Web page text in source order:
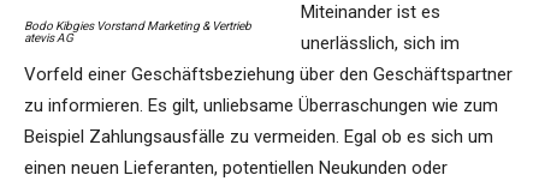
Bodo Kibgies Vorstand Marketing & Vertrieb
atevis AG
Miteinander ist es
unerlässlich, sich im
Vorfeld einer Geschäftsbeziehung über den Geschäftspartner
zu informieren. Es gilt, unliebsame Überraschungen wie zum
Beispiel Zahlungsausfälle zu vermeiden. Egal ob es sich um
einen neuen Lieferanten, potentiellen Neukunden oder